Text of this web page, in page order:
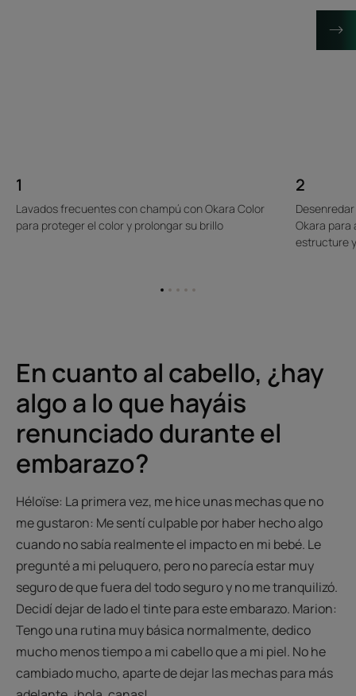
1
Lavados frecuentes con champú con Okara Color
para proteger el color y prolongar su brillo
2
Okara para
estructure
IrIrIrIrIr
En cuanto al cabello, ¿hay
algo a lo que hayáis
renunciado durante el
embarazo?
Héloïse: La primera vez, me hice unas mechas que no
me gustaron: Me sentí culpable por haber hecho algo
cuando no sabía realmente el impacto en mi bebé. Le
pregunté a mi peluquero, pero no parecía estar muy
seguro de que fuera del todo seguro y no me tranquilizó.
Decidí dejar de lado el tinte para este embarazo. Marion:
Tengo una rutina muy básica normalmente, dedico
mucho menos tiempo a mi cabello que a mi piel. No he
cambiado mucho, aparte de dejar las mechas para más